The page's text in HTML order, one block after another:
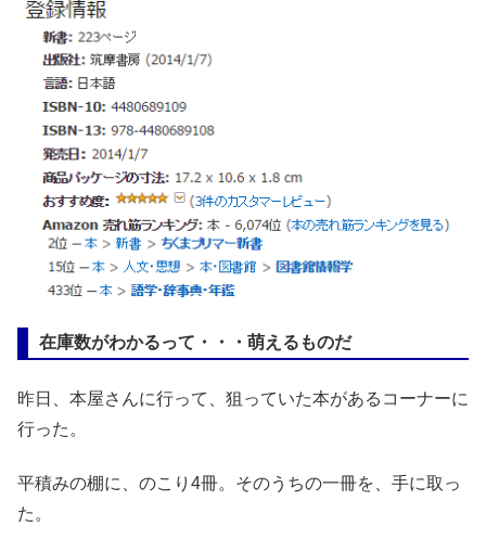
在庫数がわかるって・・・萌えるものだ
昨日、本屋さんに行って、狙っていた本があるコーナーに
行った。
平積みの棚に、のこり4冊。そのうちの一冊を、手に取っ
た。